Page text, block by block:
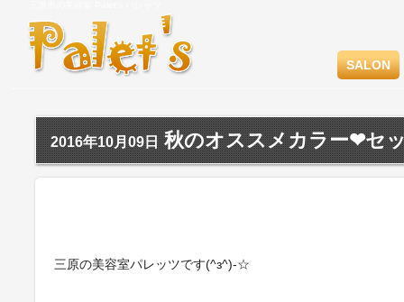
SALON
2016年10月09日 秋のオススメカラー❤︎セ
三原の美容室パレッツです(^з^)-☆